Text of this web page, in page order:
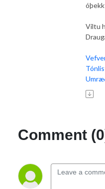
Viltu
Comment